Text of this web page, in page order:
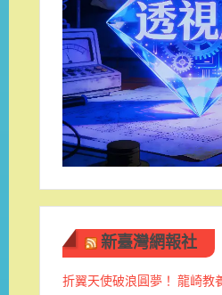
新臺灣網報社
折翼天使破浪圓夢！ 龍崎教